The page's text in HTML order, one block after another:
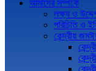
আমাদের সম্পর্কে
লক্ষ্য ও
পরিচিতি ও
কেন্দ্রীয়